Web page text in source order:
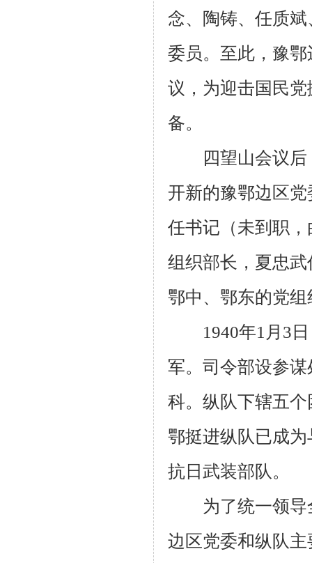
念、陶铸、任质
委员。至此，豫
议，为迎击国民
备。
四望山会议后
开新的豫鄂边区
任书记（未到职
组织部长，夏忠
鄂中、鄂东的党
1940年1 月 3
军。司令部设参
科。纵队下辖五
鄂挺进纵队已成
抗日武装部队。
为了统一领导
边区党委和纵队